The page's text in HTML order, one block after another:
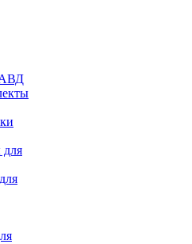
АВД
для